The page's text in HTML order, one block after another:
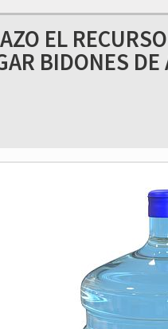
EL
BIDONES DE